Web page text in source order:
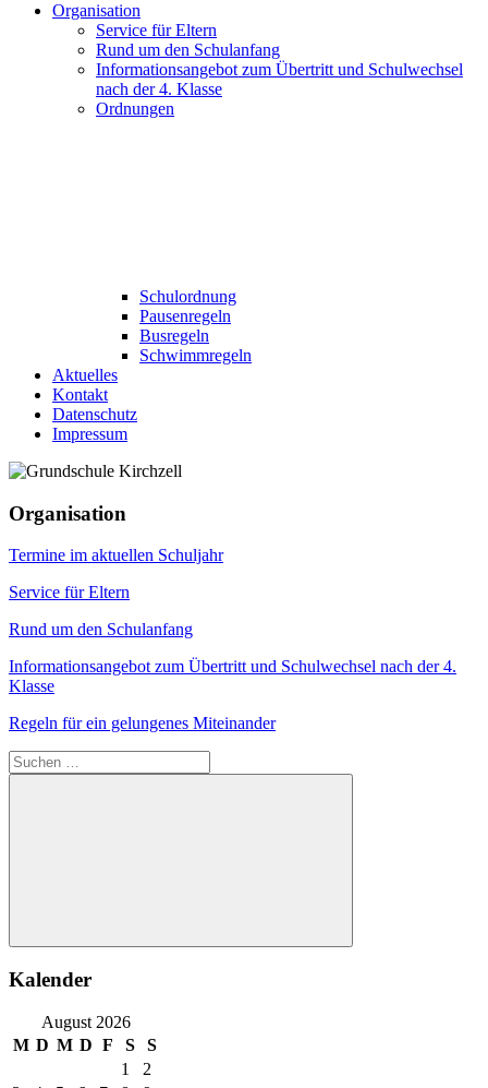
Organisation
Service für Eltern
Rund um den Schulanfang
Informationsangebot zum Übertritt und Schulwechsel
nach der 4. Klasse
Ordnungen
Schulordnung
Pausenregeln
Busregeln
Schwimmregeln
Aktuelles
Kontakt
Datenschutz
Impressum
Organisation
Termine im aktuellen Schuljahr
Service für Eltern
Rund um den Schulanfang
Informationsangebot zum Übertritt und Schulwechsel nach der 4.
Klasse
Regeln für ein gelungenes Miteinander
Suchen
nach:
Suchen
Kalender
August 2026
M D M D F S
S
1
2